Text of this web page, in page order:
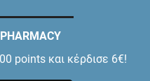
points και κέρδισε 6€!